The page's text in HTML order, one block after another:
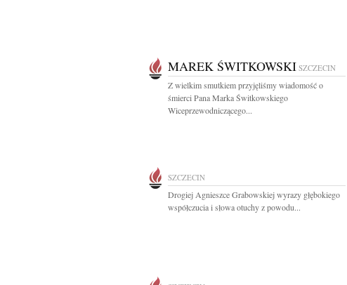
MAREK ŚWITKOWSKI SZCZECIN
Z wielkim smutkiem przyjęliśmy wiadomość o
śmierci Pana Marka Świtkowskiego
Wiceprzewodniczącego...
SZCZECIN
Drogiej Agnieszce Grabowskiej wyrazy głębokiego
współczucia i słowa otuchy z powodu...